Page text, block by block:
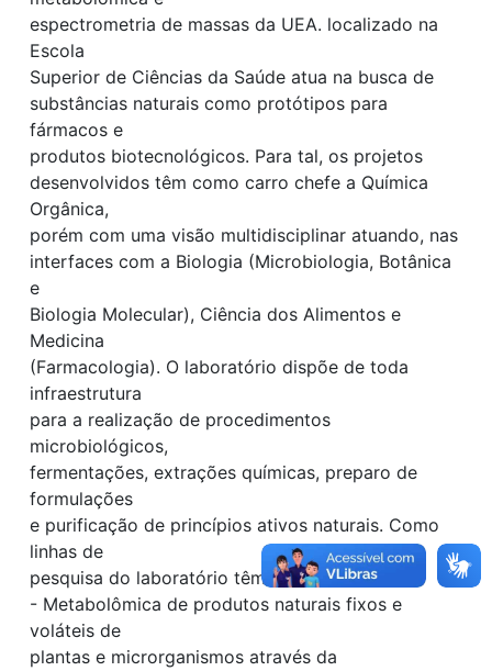
espectrometria de massas da UEA. localizado na
Escola
Superior de Ciências da Saúde atua na busca de
substâncias naturais como protótipos para
fármacos e
produtos biotecnológicos. Para tal, os projetos
desenvolvidos têm como carro chefe a Química
Orgânica,
porém com uma visão multidisciplinar atuando, nas
interfaces com a Biologia (Microbiologia, Botânica
e
Biologia Molecular), Ciência dos Alimentos e
Medicina
(Farmacologia). O laboratório dispõe de toda
infraestrutura
para a realização de procedimentos
microbiológicos,
fermentações, extrações químicas, preparo de
formulações
e purificação de princípios ativos naturais. Como
linhas de
pesquisa do laboratório têm-se:
- Metabolômica de produtos naturais fixos e
voláteis de
plantas e microrganismos através da